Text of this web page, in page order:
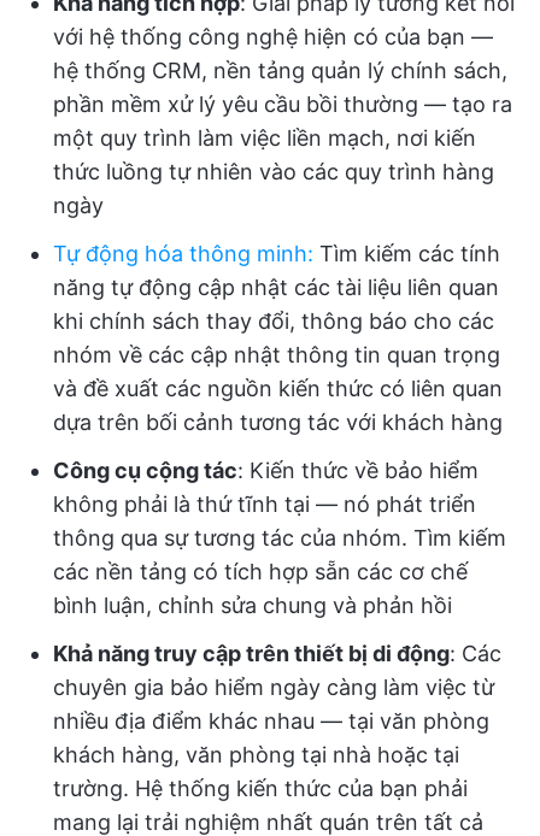
với hệ thống công nghệ hiện có của bạn —
hệ thống CRM, nền tảng quản lý chính sách,
phần mềm xử lý yêu cầu bồi thường — tạo ra
một quy trình làm việc liền mạch, nơi kiến
thức luồng tự nhiên vào các quy trình hàng
ngày
Tự động hóa thông minh: Tìm kiếm các tính
năng tự động cập nhật các tài liệu liên quan
khi chính sách thay đổi, thông báo cho các
nhóm về các cập nhật thông tin quan trọng
và đề xuất các nguồn kiến thức có liên quan
dựa trên bối cảnh tương tác với khách hàng
Công cụ cộng tác: Kiến thức về bảo hiểm
không phải là thứ tĩnh tại — nó phát triển
thông qua sự tương tác của nhóm. Tìm kiếm
các nền tảng có tích hợp sẵn các cơ chế
bình luận, chỉnh sửa chung và phản hồi
Khả năng truy cập trên thiết bị di động: Các
chuyên gia bảo hiểm ngày càng làm việc từ
nhiều địa điểm khác nhau — tại văn phòng
khách hàng, văn phòng tại nhà hoặc tại
trường. Hệ thống kiến thức của bạn phải
mang lại trải nghiệm nhất quán trên tất cả